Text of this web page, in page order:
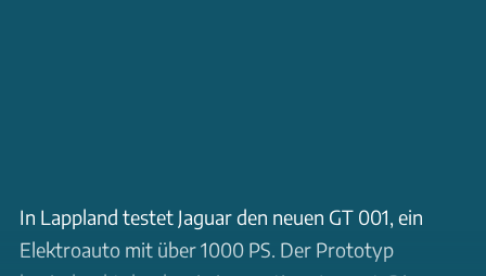
In Lappland testet Jaguar den neuen GT 001, ein
Elektroauto mit über 1000 PS. Der Prototyp